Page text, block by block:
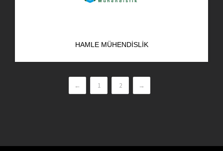
HAMLE MÜHENDISLIK
← 1 2 →